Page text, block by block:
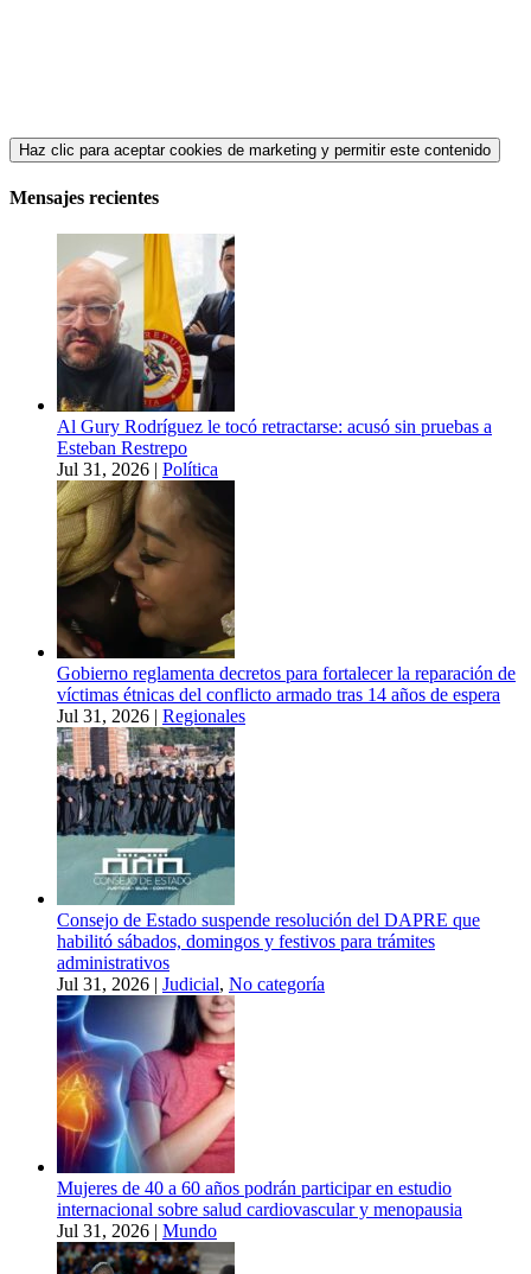
Haz clic para aceptar cookies de marketing y permitir este contenido
Mensajes recientes
Al Gury Rodríguez le tocó retractarse: acusó sin pruebas a
Esteban Restrepo
Jul 31, 2026 | Política
Gobierno reglamenta decretos para fortalecer la reparación de
víctimas étnicas del conflicto armado tras 14 años de espera
Jul 31, 2026 | Regionales
Consejo de Estado suspende resolución del DAPRE que
habilitó sábados, domingos y festivos para trámites
administrativos
Jul 31, 2026 | Judicial, No categoría
Mujeres de 40 a 60 años podrán participar en estudio
internacional sobre salud cardiovascular y menopausia
Jul 31, 2026 | Mundo